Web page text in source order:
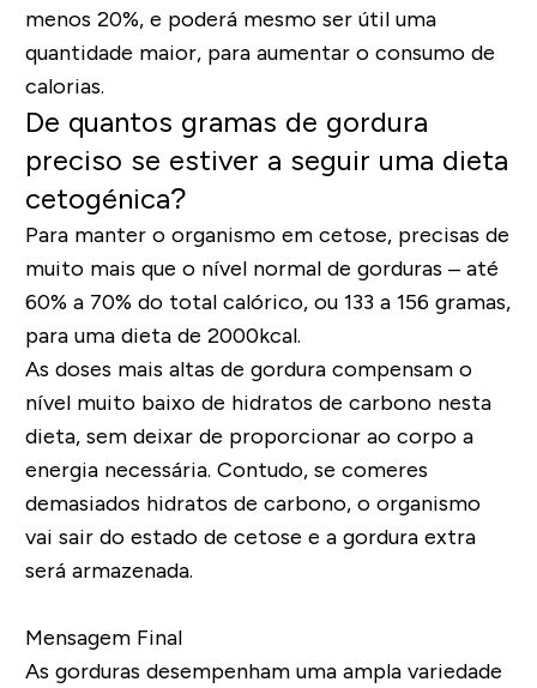
menos 20%, e poderá mesmo ser útil uma
quantidade maior, para aumentar o consumo de
calorias.
De quantos gramas de gordura
preciso se estiver a seguir uma dieta
cetogénica?
Para manter o organismo em cetose, precisas de
muito mais que o nível normal de gorduras – até
60% a 70% do total calórico, ou 133 a 156 gramas,
para uma dieta de 2000kcal.
As doses mais altas de gordura compensam o
nível muito baixo de hidratos de carbono nesta
dieta, sem deixar de proporcionar ao corpo a
energia necessária. Contudo, se comeres
demasiados hidratos de carbono, o organismo
vai sair do estado de cetose e a gordura extra
será armazenada.
Mensagem Final
As gorduras desempenham uma ampla variedade